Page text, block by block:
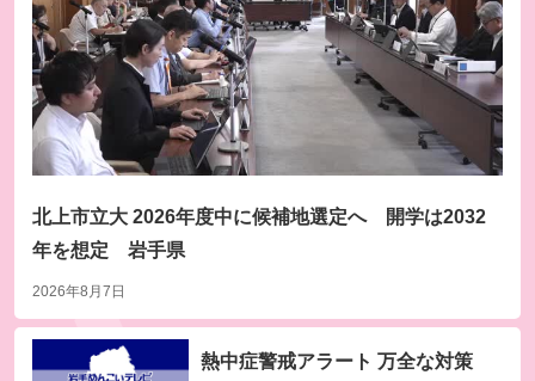
かまいたちの瞬間回答！～60秒でお悩み解決～★
焼肉きんぐ＆丸亀製麺（秘）裏ワザSP
北上市立大 2026年度中に候補地選定へ 開学は2032
年を想定 岩手県
2026年8月7日
熱中症警戒アラート 万全な対策